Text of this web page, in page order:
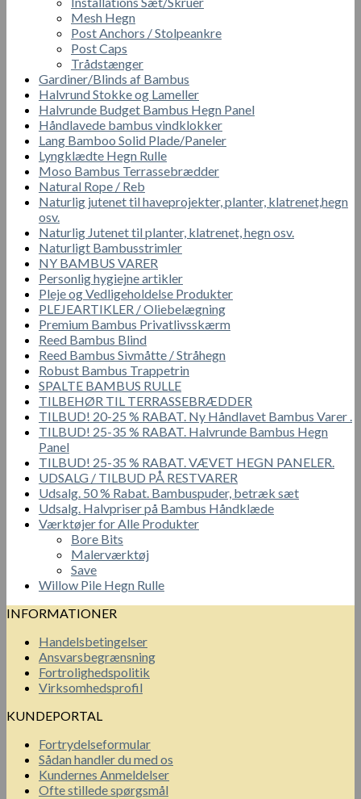
Mesh Hegn
Post Anchors / Stolpeankre
Post Caps
Trådstænger
Gardiner/Blinds af Bambus
Halvrund Stokke og Lameller
Halvrunde Budget Bambus Hegn Panel
Håndlavede bambus vindklokker
Lang Bamboo Solid Plade/Paneler
Lyngklædte Hegn Rulle
Moso Bambus Terrassebrædder
Natural Rope / Reb
Naturlig jutenet til haveprojekter, planter, klatrenet,hegn
osv.
Naturlig Jutenet til planter, klatrenet, hegn osv.
Naturligt Bambusstrimler
NY BAMBUS VARER
Personlig hygiejne artikler
Pleje og Vedligeholdelse Produkter
PLEJEARTIKLER / Oliebelægning
Premium Bambus Privatlivsskærm
Reed Bambus Blind
Reed Bambus Sivmåtte / Stråhegn
Robust Bambus Trappetrin
SPALTE BAMBUS RULLE
TILBEHØR TIL TERRASSEBRÆDDER
TILBUD! 20-25 % RABAT. Ny Håndlavet Bambus Varer .
TILBUD! 25-35 % RABAT. Halvrunde Bambus Hegn
Panel
TILBUD! 25-35 % RABAT. VÆVET HEGN PANELER.
UDSALG / TILBUD PÅ RESTVARER
Udsalg. 50 % Rabat. Bambuspuder, betræk sæt
Udsalg. Halvpriser på Bambus Håndklæde
Værktøjer for Alle Produkter
Bore Bits
Malerværktøj
Save
Willow Pile Hegn Rulle
INFORMATIONER
Handelsbetingelser
Ansvarsbegrænsning
Fortrolighedspolitik
Virksomhedsprofil
KUNDEPORTAL
Fortrydelseformular
Sådan handler du med os
Kundernes Anmeldelser
Ofte stillede spørgsmål